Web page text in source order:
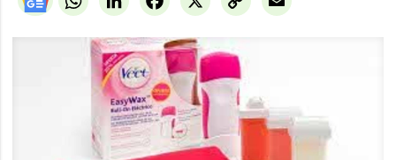
Link